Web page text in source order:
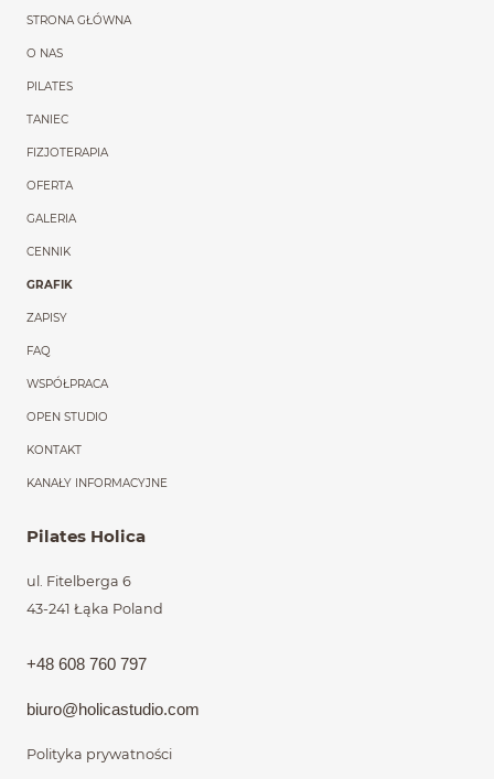
Menu główne
STRONA GŁÓWNA
O NAS
PILATES
TANIEC
FIZJOTERAPIA
OFERTA
GALERIA
CENNIK
GRAFIK
ZAPISY
FAQ
WSPÓŁPRACA
OPEN STUDIO
KONTAKT
KANAŁY INFORMACYJNE
Pilates Holica
ul. Fitelberga 6
43-241 Łąka Poland
+48 608 760 797
biuro@holicastudio.com
Polityka prywatności